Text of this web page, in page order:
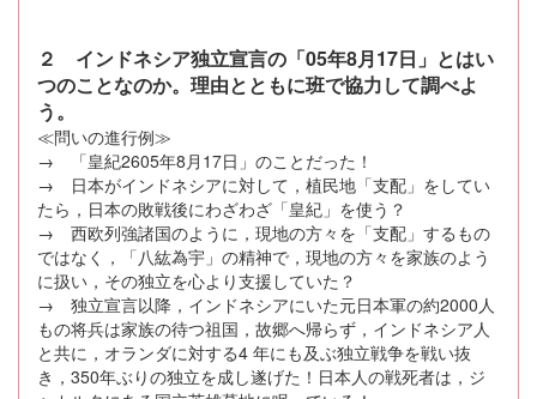
２ インドネシア独立宣言の「05年8月17日」とはい
つのことなのか。理由とともに班で協力して調べよ
う。
≪問いの進行例≫
→ 「皇紀2605年8月17日」のことだった！
→ 日本がインドネシアに対して，植民地「支配」をしてい
たら，日本の敗戦後にわざわざ「皇紀」を使う？
→ 西欧列強諸国のように，現地の方々を「支配」するもの
ではなく，「八紘為宇」の精神で，現地の方々を家族のよう
に扱い，その独立を心より支援していた？
→ 独立宣言以降，インドネシアにいた元日本軍の約2000人
もの将兵は家族の待つ祖国，故郷へ帰らず，インドネシア人
と共に，オランダに対する4 年にも及ぶ独立戦争を戦い抜
き，350年ぶりの独立を成し遂げた！日本人の戦死者は，ジ